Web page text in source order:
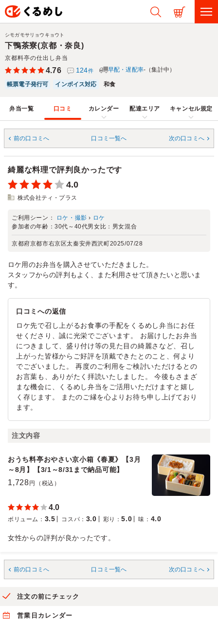
下鴨茶寮(京都・奈良)
京都料亭の仕出し弁当
シモガモサリョウキョウト
4.76 124件 早配・遅配率-（集計中）
帳票電子発行可 インボイス対応 和食
弁当一覧 口コミ カレンダー 配達エリア キャンセル規定
前の口コミへ 口コミ一覧へ 次の口コミへ
綺麗な料理で評判良かったです
4.0
株式会社ティ・プラス
ご利用シーン： ロケ・撮影 › ロケ
参加者の年齢：30代～40代男女比： 男女混合
京都府京都市右京区太秦安井西沢町2025/07/28
ロケ用のお弁当を購入させていただきました。
スタッフからの評判もよく、また利用させて頂きたいと思いま
す。
口コミへの返信
ロケ先で召し上がるお食事の手配をくるめし弁当にお任
せくださり、誠に光栄でございます。 お届けしたお弁当
につきまして、盛り付け等の見た目の綺麗さなど、召し
上がった皆様からご好評を頂戴できたとのこと、何より
でございました。 再度のご利用をご検討いただけるとの
お言葉も、ありがたく拝読いたしました。 今後もさまざ
まな機会に、くるめし弁当をご活用いただけますと嬉し
く存じます。 またのご縁を心よりお待ち申し上げており
ます。
注文内容
おうち料亭おやさい京小箱《春夏》【3月
～8月】【3/1～8/31まで納品可能】
1,728 円（税込）
4.0
ボリューム ： 3.5 コスパ ： 3.0 彩り ：5.0 味 ： 4.0
女性からの評判が良かったです。
前の口コミへ 口コミ一覧へ 次の口コミへ
注文の前にチェック
営業日カレンダー